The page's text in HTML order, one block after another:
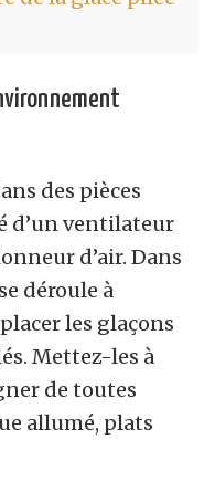
des pièces
d’un ventilateur
d’air. Dans
déroule à
les glaçons
Mettez-les à
de toutes
allumé, plats